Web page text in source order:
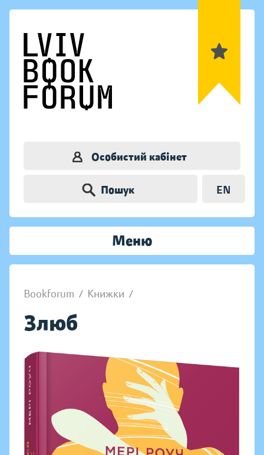
Особистий кабінет
Пошук EN
Меню
Bookforum / Книжки /
Злюб